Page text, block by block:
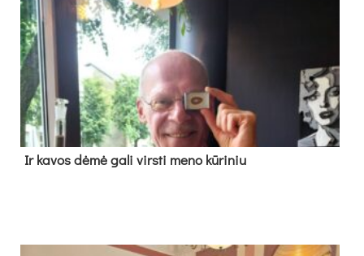
Ir ka­vos dė­mė ga­li virs­ti me­no kū­ri­niu